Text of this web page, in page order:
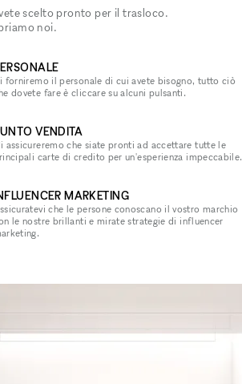
scelto pronto per il trasloco.
noi.
forniremo il personale di cui avete bisogno, tutto ciò
dovete fare è cliccare su alcuni pulsanti.
VENDITA
assicureremo che siate pronti ad accettare tutte le
carte di credito per un'esperienza impeccabile.
MARKETING
che le persone conoscano il vostro marchio
le nostre brillanti e mirate strategie di influencer